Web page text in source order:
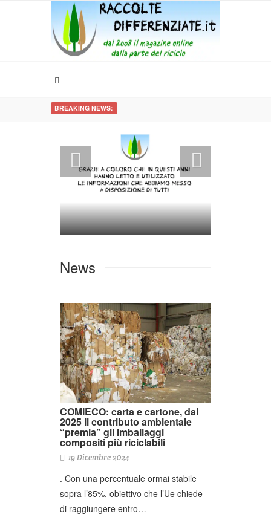
BREAKING NEWS:
News
COMIECO: carta e cartone, dal
2025 il contributo ambientale
“premia” gli imballaggi
compositi più riciclabili
19 Dicembre 2024
. Con una percentuale ormai stabile
sopra l’85%, obiettivo che l’Ue chiede
di raggiungere entro…